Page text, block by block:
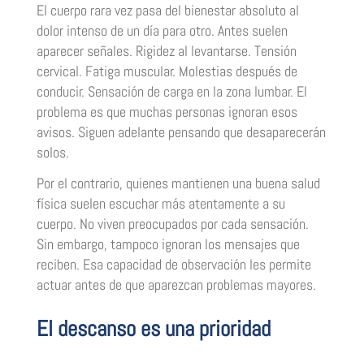
El cuerpo rara vez pasa del bienestar absoluto al
dolor intenso de un día para otro. Antes suelen
aparecer señales. Rigidez al levantarse. Tensión
cervical. Fatiga muscular. Molestias después de
conducir. Sensación de carga en la zona lumbar. El
problema es que muchas personas ignoran esos
avisos. Siguen adelante pensando que desaparecerán
solos.
Por el contrario, quienes mantienen una buena salud
física suelen escuchar más atentamente a su
cuerpo. No viven preocupados por cada sensación.
Sin embargo, tampoco ignoran los mensajes que
reciben. Esa capacidad de observación les permite
actuar antes de que aparezcan problemas mayores.
El descanso es una prioridad